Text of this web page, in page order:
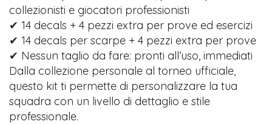
collezionisti e giocatori professionisti
✔ 14 decals + 4 pezzi extra per prove ed esercizi
✔ 14 decals per scarpe + 4 pezzi extra per prove
✔ Nessun taglio da fare: pronti all’uso, immediati
Dalla collezione personale al torneo ufficiale,
questo kit ti permette di personalizzare la tua
squadra con un livello di dettaglio e stile
professionale.